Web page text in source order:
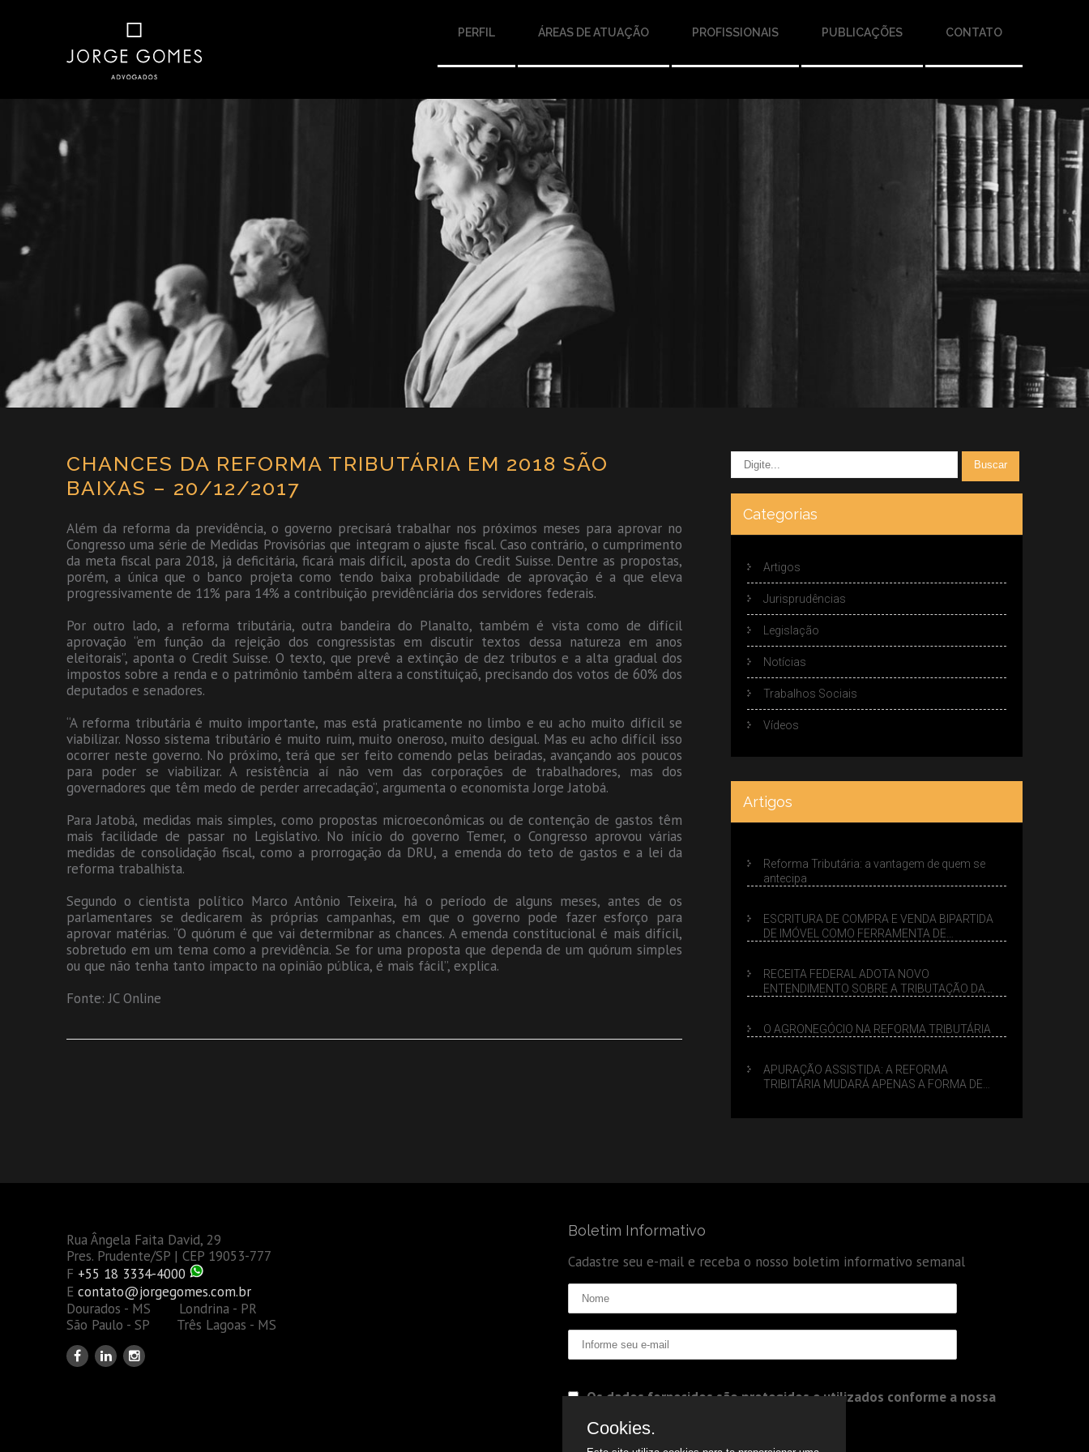
PERFIL ÁREAS DE ATUAÇÃO PROFISSIONAIS PUBLICAÇÕES CONTATO
CHANCES DA REFORMA TRIBUTÁRIA EM 2018 SÃO
BAIXAS – 20/12/2017
Além da reforma da previdência, o governo precisará trabalhar nos próximos meses para aprovar no
Congresso uma série de Medidas Provisórias que integram o ajuste fiscal. Caso contrário, o cumprimento
da meta fiscal para 2018, já deficitária, ficará mais difícil, aposta do Credit Suisse. Dentre as propostas,
porém, a única que o banco projeta como tendo baixa probabilidade de aprovação é a que eleva
progressivamente de 11% para 14% a contribuição previdênciária dos servidores federais.
Por outro lado, a reforma tributária, outra bandeira do Planalto, também é vista como de difícil
aprovação “em função da rejeição dos congressistas em discutir textos dessa natureza em anos
eleitorais”, aponta o Credit Suisse. O texto, que prevê a extinção de dez tributos e a alta gradual dos
impostos sobre a renda e o patrimônio também altera a constituiçaõ, precisando dos votos de 60% dos
deputados e senadores.
“A reforma tributária é muito importante, mas está praticamente no limbo e eu acho muito difícil se
viabilizar. Nosso sistema tributário é muito ruim, muito oneroso, muito desigual. Mas eu acho difícil isso
ocorrer neste governo. No próximo, terá que ser feito comendo pelas beiradas, avançando aos poucos
para poder se viabilizar. A resistência aí não vem das corporações de trabalhadores, mas dos
governadores que têm medo de perder arrecadação”, argumenta o economista Jorge Jatobá.
Para Jatobá, medidas mais simples, como propostas microeconômicas ou de contenção de gastos têm
mais facilidade de passar no Legislativo. No início do governo Temer, o Congresso aprovou várias
medidas de consolidação fiscal, como a prorrogação da DRU, a emenda do teto de gastos e a lei da
reforma trabalhista.
Segundo o cientista político Marco Antônio Teixeira, há o período de alguns meses, antes de os
parlamentares se dedicarem às próprias campanhas, em que o governo pode fazer esforço para
aprovar matérias. “O quórum é que vai determibnar as chances. A emenda constitucional é mais difícil,
sobretudo em um tema como a previdência. Se for uma proposta que dependa de um quórum simples
ou que não tenha tanto impacto na opinião pública, é mais fácil”, explica.
Fonte: JC Online
Categorias
Artigos
Jurisprudências
Legislação
Notícias
Trabalhos Sociais
Vídeos
Artigos
Reforma Tributária: a vantagem de quem se
antecipa
ESCRITURA DE COMPRA E VENDA BIPARTIDA
DE IMÓVEL COMO FERRAMENTA DE
RECEITA FEDERAL ADOTA NOVO
ENTENDIMENTO SOBRE A TRIBUTAÇÃO DA
O AGRONEGÓCIO NA REFORMA TRIBUTÁRIA
APURAÇÃO ASSISTIDA: A REFORMA
TRIBITÁRIA MUDARÁ APENAS A FORMA DE
Rua Ângela Faita David, 29
Pres. Prudente/SP | CEP 19053-777
F +55 18 3334-4000
E contato@jorgegomes.com.br
Dourados - MS Londrina - PR
São Paulo - SP Três Lagoas - MS
Boletim Informativo
Cadastre seu e-mail e receba o nosso boletim informativo semanal
Os dados fornecidos são protegidos e utilizados conforme a nossa
Cookies.